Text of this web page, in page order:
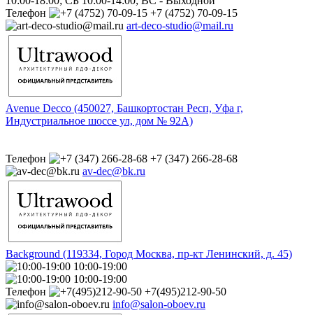
Телефон
+7 (4752) 70-09-15
art-deco-studio@mail.ru
Avenue Decco (450027, Башкортостан Респ, Уфа г,
Индустриальное шоссе ул, дом № 92А)
Телефон
+7 (347) 266-28-68
av-dec@bk.ru
Background (119334, Город Москва, пр-кт Ленинский, д. 45)
10:00-19:00
10:00-19:00
Телефон
+7(495)212-90-50
info@salon-oboev.ru